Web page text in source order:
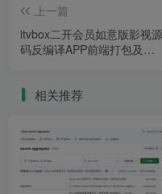
上一篇
itvbox二开会员如意版影视源
码反编译APP前端打包及对
相关推荐